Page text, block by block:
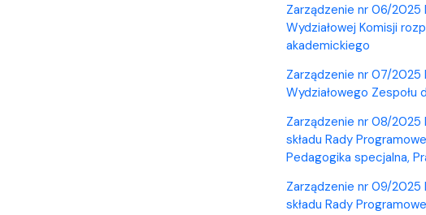
Zarządzenie nr 06/2025
Wydziałowej Komisji
akademickiego
Zarządzenie nr 07/2025
Wydziałowego Zespołu
Zarządzenie nr 08/2025
składu Rady
Pedagogika specjalna,
Zarządzenie nr 09/2025
składu Rady